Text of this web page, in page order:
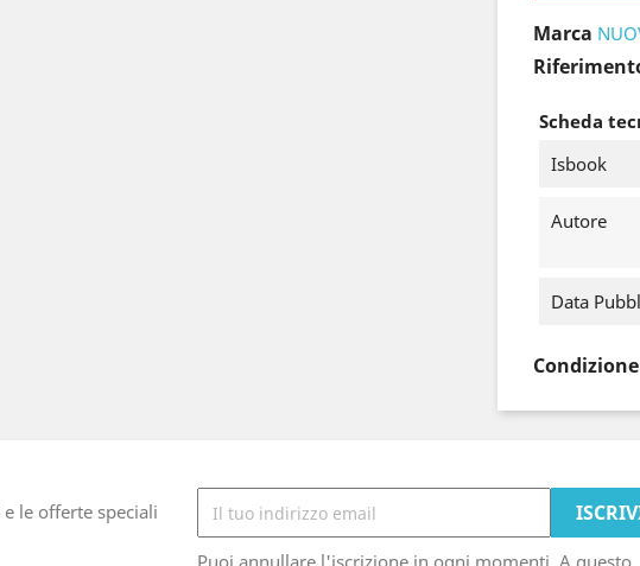
Marca
Scheda
Isbook
Autore
Data
Condizione
le offerte speciali
Puoi annullare l'iscrizione in ogni momenti. A questo